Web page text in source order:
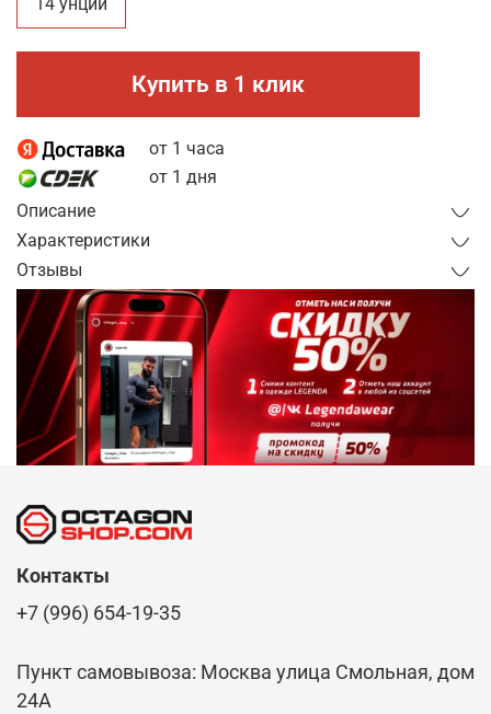
Купить в 1 клик
от 1 часа
от 1 дня
Описание
Характеристики
Отзывы
Контакты
+7 (996) 654-19-35
Пункт самовывоза: Москва улица Смольная, дом
24А